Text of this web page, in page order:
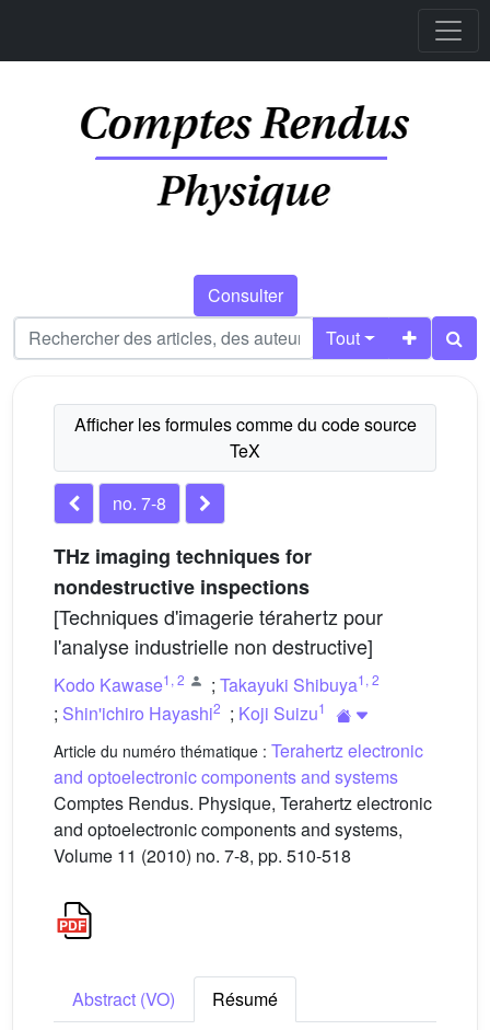
Consulter
Tout
no. 7-8
THz imaging techniques for
nondestructive inspections
[Techniques d'imagerie térahertz pour
l'analyse industrielle non destructive]
Kodo Kawase1 , 2 ; Takayuki Shibuya1 , 2
; Shin'ichiro Hayashi2 ; Koji Suizu1
Article du numéro thématique : Terahertz electronic
and optoelectronic components and systems
Comptes Rendus. Physique, Terahertz electronic
and optoelectronic components and systems,
Volume 11 (2010) no. 7-8, pp. 510-518
Abstract (VO)
Résumé